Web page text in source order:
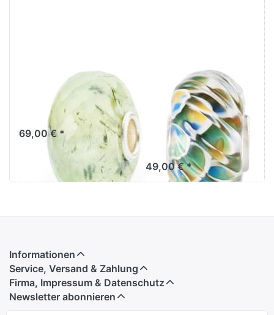
Prehnit Turmalin
Quarz TSTBE-
20041
69,00 € *
Geheimnis der
Meerjungfrau
TGLBE-20437
People’s
Uniques 2024
49,00 € *
Informationen
Service, Versand & Zahlung
Firma, Impressum & Datenschutz
Newsletter abonnieren